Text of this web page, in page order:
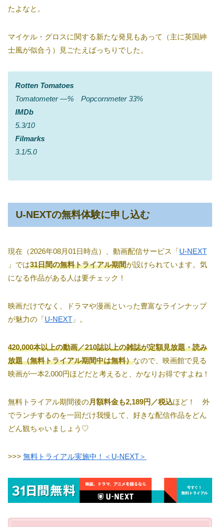
たよなと。
マイケル・グロスに関する新たな発見もあって（主に英国紳
士風が似合う）見ごたえばっちりでした。
Rotten Tomatoes
Tomatometer ―% Popcornmeter 33%
IMDb
5.3/10
Filmarks
3.1/5.0
U-NEXTの無料体験に申し込む
現在（2026年08月01日時点）、動画配信サービス「U-NEXT
」では31日間の無料トライアル期間が設けられています。気
になる作品がある人は要チェック！
映画だけでなく、ドラマや漫画といった豊富なラインナップ
が魅力の「U-NEXT 」。
420,000本以上の動画／210誌以上の雑誌が定額見放題・読み
放題（無料トライアル期間中は無料）なので、映画館で見る
映画が一本2,000円ほどだと考えると、かなりお得ですよね！
無料トライアル期間後の月額料金も2,189円／税込ほど！ 外
でランチするのを一回だけ我慢して、好きな配信作品をどん
どん観ちゃいましょう♡
>>> 無料トライアル実施中！＜U-NEXT＞